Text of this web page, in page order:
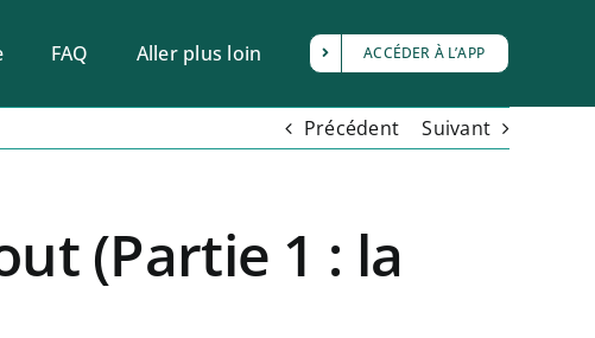
FAQ Aller plus loin ACCÉDER À L’APP
Précédent Suivant
(Partie 1 : la